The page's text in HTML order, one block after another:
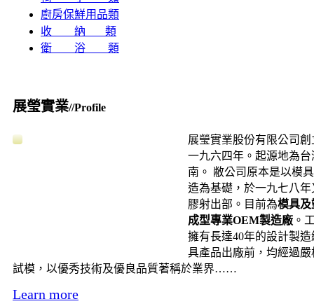
廚房保鮮用品類
收 納 類
衛 浴 類
展瑩實業//Profile
展瑩實業股份有限公司
一九六四年。起源地為台
南。 敝公司原本是以模
造為基礎，於一九七八年
膠射出部。目前為模具及
成型專業OEM製造廠 。
擁有長達40年的設計製
具產品出廠前，均經過嚴
試模，以優秀技術及優良品質著稱於業界……
Learn more